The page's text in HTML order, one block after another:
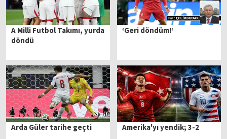
A Milli Futbol Takımı, yurda
döndü
‘Geri döndüm!‘
Arda Güler tarihe geçti Amerika'yı yendik; 3-2